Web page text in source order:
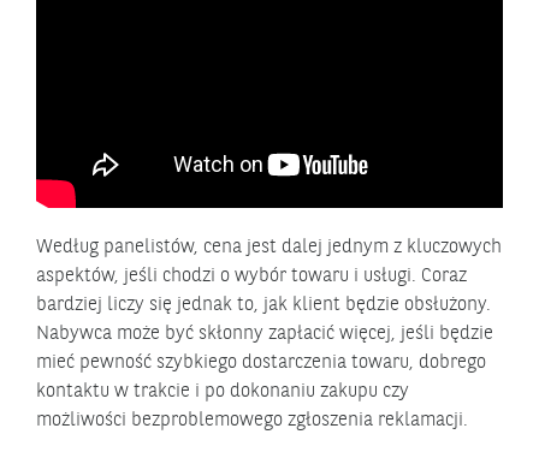
Według panelistów, cena jest dalej jednym z kluczowych
aspektów, jeśli chodzi o wybór towaru i usługi. Coraz
bardziej liczy się jednak to, jak klient będzie obsłużony.
Nabywca może być skłonny zapłacić więcej, jeśli będzie
mieć pewność szybkiego dostarczenia towaru, dobrego
kontaktu w trakcie i po dokonaniu zakupu czy
możliwości bezproblemowego zgłoszenia reklamacji.